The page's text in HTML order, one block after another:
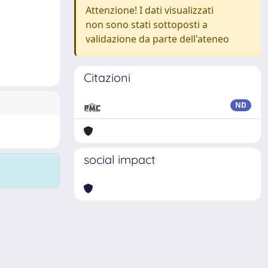
Attenzione! I dati visualizzati
non sono stati sottoposti a
validazione da parte dell'ateneo
Citazioni
ND
social impact